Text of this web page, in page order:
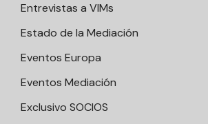
Entrevistas a VIMs
Estado de la Mediación
Eventos Europa
Eventos Mediación
Exclusivo SOCIOS